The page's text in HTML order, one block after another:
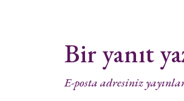
Bir yanıt
E-posta adresiniz